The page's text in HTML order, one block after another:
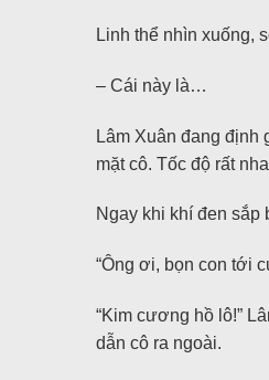
Linh thể nhìn xuống,
– Cái này là…
Lâm Xuân đang định
mặt cô. Tốc độ rất
Ngay khi khí đen sắp
“Ông ơi, bọn con tới
“Kim cương hồ lô!”
dẫn cô ra ngoài.